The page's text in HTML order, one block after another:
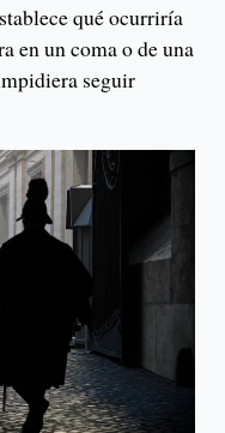
qué ocurriría
en un coma o de una
seguir